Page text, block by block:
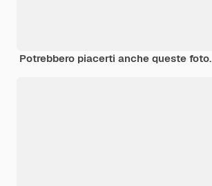
Potrebbero piacerti anche queste foto.